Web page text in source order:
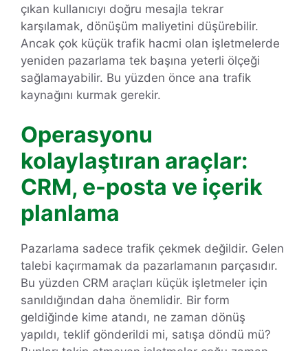
çıkan kullanıcıyı doğru mesajla tekrar
karşılamak, dönüşüm maliyetini düşürebilir.
Ancak çok küçük trafik hacmi olan işletmelerde
yeniden pazarlama tek başına yeterli ölçeği
sağlamayabilir. Bu yüzden önce ana trafik
kaynağını kurmak gerekir.
Operasyonu
kolaylaştıran araçlar:
CRM, e-posta ve içerik
planlama
Pazarlama sadece trafik çekmek değildir. Gelen
talebi kaçırmamak da pazarlamanın parçasıdır.
Bu yüzden CRM araçları küçük işletmeler için
sanıldığından daha önemlidir. Bir form
geldiğinde kime atandı, ne zaman dönüş
yapıldı, teklif gönderildi mi, satışa döndü mü?